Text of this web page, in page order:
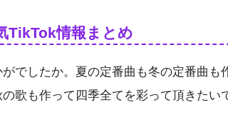
TikTok情報まとめ
がでしたか。夏の定番曲も冬の定番曲
の歌も作って四季全てを彩って頂きたい